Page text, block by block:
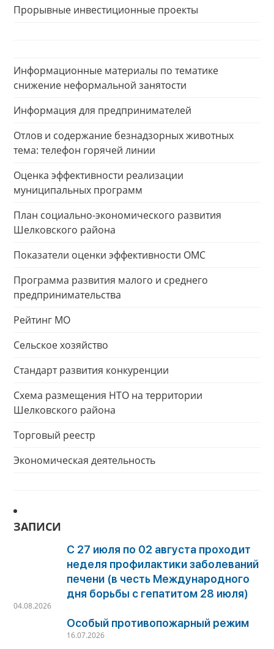
Прорывные инвестиционные проекты
Информационные материалы по тематике
снижение неформальной занятости
Информация для предпринимателей
Отлов и содержание безнадзорных животных
тема: телефон горячей линии
Оценка эффективности реализации
муниципальных программ
План социально-экономического развития
Шелковского района
Показатели оценки эффективности ОМС
Программа развития малого и среднего
предпринимательства
Рейтинг МО
Сельское хозяйство
Стандарт развития конкуренции
Схема размещения НТО на территории
Шелковского района
Торговый реестр
Экономическая деятельность
ЗАПИСИ
С 27 июля по 02 августа проходит
неделя профилактики заболеваний
печени (в честь Международного
дня борьбы с гепатитом 28 июля)
04.08.2026
Особый противопожарный режим
16.07.2026